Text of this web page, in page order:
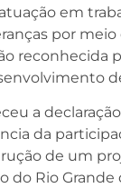
em
por meio
reconhecida
a
da
de um
do Rio Grande